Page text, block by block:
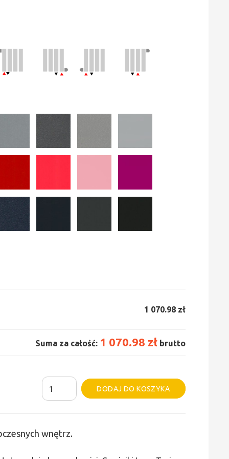
1 070.98 zł
Suma za całość: 1 070.98 zł brutto
ilość
Grzejnik
DODAJ DO KOSZYKA
Alternative:
wnętrz.